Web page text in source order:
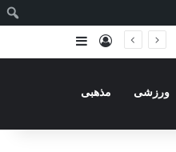
ورودسایدبار
ورزشی مذهبی